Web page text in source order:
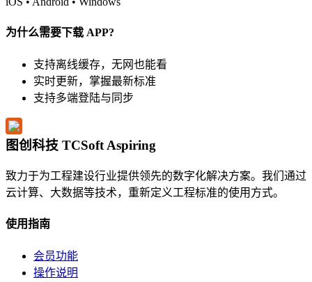
为什么需要下载 APP?
支持离线缓存，无网也能看
实时更新，掌握最新标准
支持多端登陆与同步
图创科技 TCSoft Aspiring
致力于为工程建设行业提供领先的数字化解决方案。我们通过
云计算、大数据等技术，重新定义工程标准的使用方式。
使用指南
会员功能
操作说明